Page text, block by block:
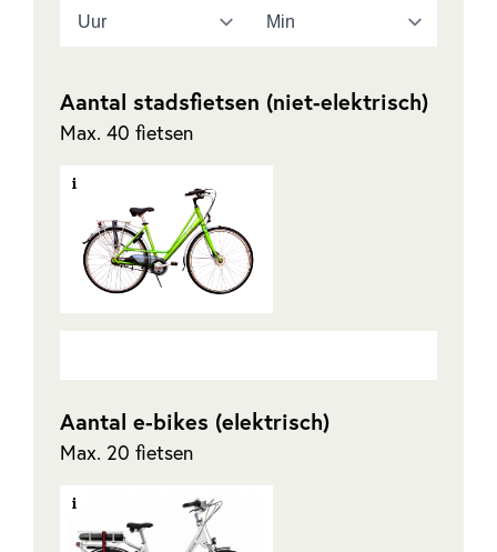
Aantal stadsfietsen (niet-elektrisch)
Max. 40 fietsen
Aantal e-bikes (elektrisch)
Max. 20 fietsen